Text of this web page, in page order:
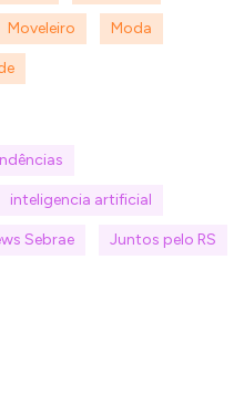
Moveleiro Moda
inteligencia artificial
Sebrae Juntos pelo RS